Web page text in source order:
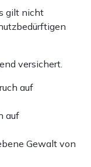
gilt nicht
versichert.
auf
auf
Gewalt von